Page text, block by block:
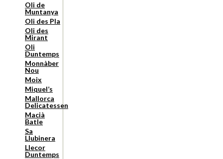
Oli de
Muntanya
Oli des Pla
Oli des
Mirant
Oli
Duntemps
Monnàber
Nou
Moix
Miquel’s
Mallorca
Delicatessen
Macià
Batle
Sa
Llubinera
Llecor
Duntemps